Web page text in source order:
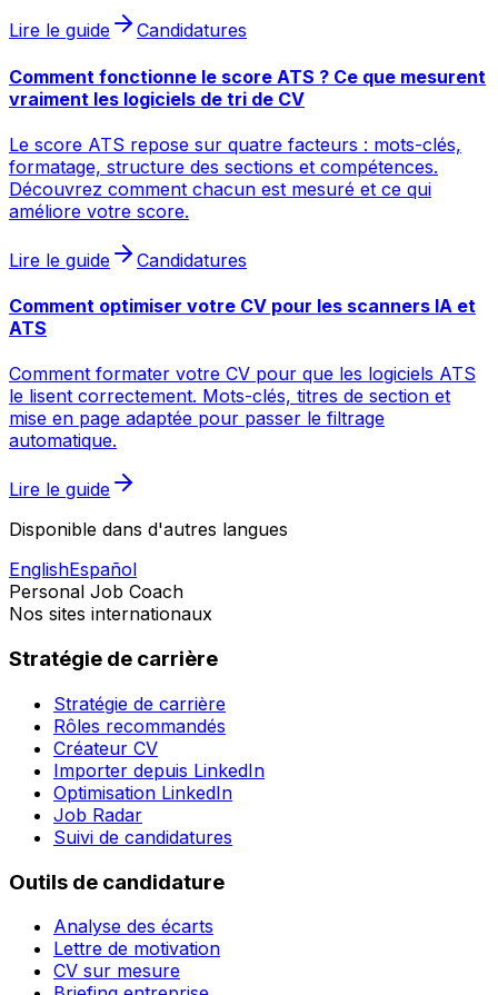
Lire le guide Candidatures
Comment fonctionne le score ATS ? Ce que mesurent
vraiment les logiciels de tri de CV
Le score ATS repose sur quatre facteurs : mots-clés,
formatage, structure des sections et compétences.
Découvrez comment chacun est mesuré et ce qui
améliore votre score.
Lire le guide Candidatures
Comment optimiser votre CV pour les scanners IA et
ATS
Comment formater votre CV pour que les logiciels ATS
le lisent correctement. Mots-clés, titres de section et
mise en page adaptée pour passer le filtrage
automatique.
Lire le guide
Disponible dans d'autres langues
EnglishEspañol
Personal Job Coach
Nos sites internationaux
Stratégie de carrière
Stratégie de carrière
Rôles recommandés
Créateur CV
Importer depuis LinkedIn
Optimisation LinkedIn
Job Radar
Suivi de candidatures
Outils de candidature
Analyse des écarts
Lettre de motivation
CV sur mesure